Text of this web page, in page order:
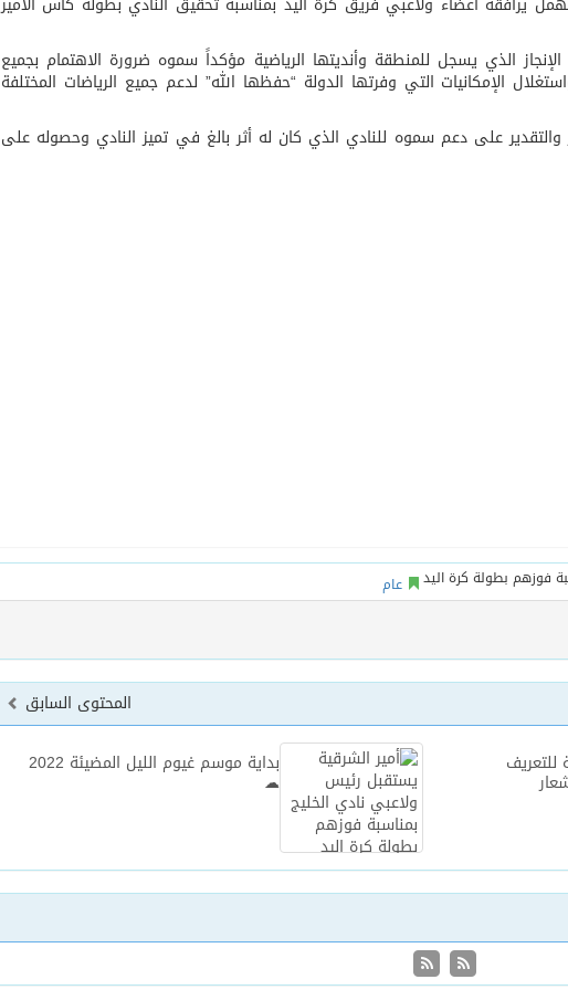
السعودى الباكستاني التركى
الذي يسجل للمنطقة وأنديتها الرياضية مؤكداً سموه ضرورة الاهتمام بجميع
الإمكانيات التي وفرتها الدولة “حفظها الله” لدعم جميع الرياضات المختلفة
على دعم سموه للنادي الذي كان له أثر بالغ في تميز النادي وحصوله على
عام
المحتوى السابق
بداية موسم غيوم الليل المضيئة 2022
☁
للتعريف